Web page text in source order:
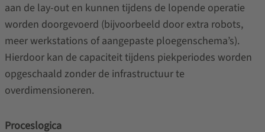
aan de lay-out en kunnen tijdens de lopende operatie
worden doorgevoerd (bijvoorbeeld door extra robots,
meer werkstations of aangepaste ploegenschema’s).
Hierdoor kan de capaciteit tijdens piekperiodes worden
opgeschaald zonder de infrastructuur te
overdimensioneren.
Proceslogica